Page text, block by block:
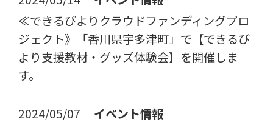
≪できるびよりクラウドファンディングプロ
ジェクト》「香川県宇多津町」で【できるび
より支援教材・グッズ体験会】を開催しま
す。
2024/05/07
イベント情報